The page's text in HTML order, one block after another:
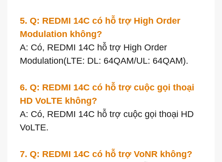
5. Q: REDMI 14C có hỗ trợ High Order
Modulation không?
A: Có, REDMI 14C hỗ trợ High Order
Modulation(LTE: DL: 64QAM/UL: 64QAM).
6. Q: REDMI 14C có hỗ trợ cuộc gọi thoại
HD VoLTE không?
A: Có, REDMI 14C hỗ trợ cuộc gọi thoại HD
VoLTE.
7. Q: REDMI 14C có hỗ trợ VoNR không?